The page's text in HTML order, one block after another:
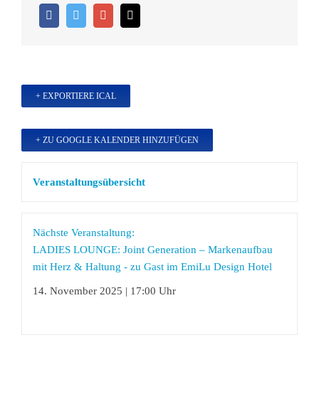
+ EXPORTIERE ICAL
+ ZU GOOGLE KALENDER HINZUFÜGEN
Veranstaltungsübersicht
Nächste Veranstaltung:
LADIES LOUNGE: Joint Generation – Markenaufbau
mit Herz & Haltung - zu Gast im EmiLu Design Hotel
14. November 2025 | 17:00 Uhr